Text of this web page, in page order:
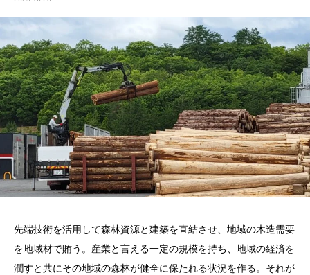
先端技術を活用して森林資源と建築を直結させ、地域の木造需要
を地域材で賄う。産業と言える一定の規模を持ち、地域の経済を
潤すと共にその地域の森林が健全に保たれる状況を作る。それが